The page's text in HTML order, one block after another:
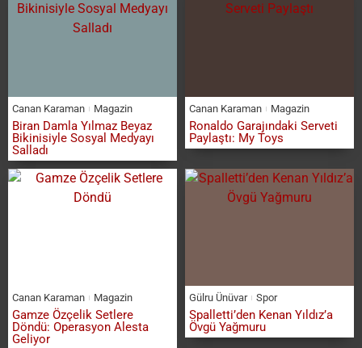
Canan Karaman Magazin
Biran Damla Yılmaz Beyaz
Bikinisiyle Sosyal Medyayı
Salladı
Canan Karaman Magazin
Ronaldo Garajındaki Serveti
Paylaştı: My Toys
Canan Karaman Magazin
Gamze Özçelik Setlere
Döndü: Operasyon Alesta
Geliyor
Gülru Ünüvar Spor
Spalletti’den Kenan Yıldız’a
Övgü Yağmuru